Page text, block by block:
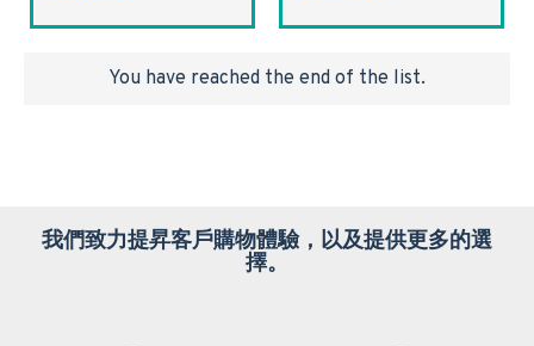
You have reached the end of the list.
我們致力提昇客戶購物體驗，以及提供更多的選
擇。